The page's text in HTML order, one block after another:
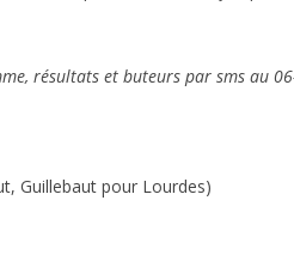
résultats et buteurs par sms au
Guillebaut pour Lourdes)